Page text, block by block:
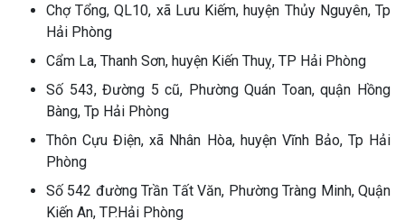
Chợ Tổng, QL10, xã Lưu Kiếm, huyện Thủy Nguyên, Tp
Hải Phòng
Cẩm La, Thanh Sơn, huyện Kiến Thuỵ, TP Hải Phòng
Số 543, Đường 5 cũ, Phường Quán Toan, quận Hồng
Bàng, Tp Hải Phòng
Thôn Cựu Điện, xã Nhân Hòa, huyện Vĩnh Bảo, Tp Hải
Phòng
Số 542 đường Trần Tất Văn, Phường Tràng Minh, Quận
Kiến An, TP.Hải Phòng